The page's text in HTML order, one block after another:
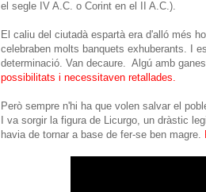
el segle IV A.C. o Corint en el II A.C.).
El caliu del ciutadà espartà era d'alló més
celebraben molts banquets exhuberants. I
determinació. Van decaure. Algú amb
possibilitats i necessitaven retallades.
Però sempre n'hi ha que volen salvar el
I va sorgir la figura de Licurgo, un dràstic
havia de tornar a base de fer-se ben magre.